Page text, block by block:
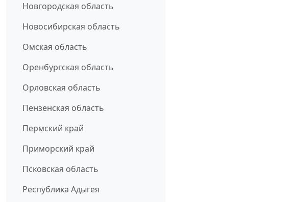
Новгородская область
Новосибирская область
Омская область
Оренбургская область
Орловская область
Пензенская область
Пермский край
Приморский край
Псковская область
Республика Адыгея